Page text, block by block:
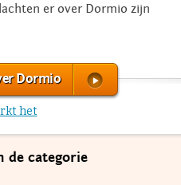
er over Dormio zijn
Dormio
het
de categorie